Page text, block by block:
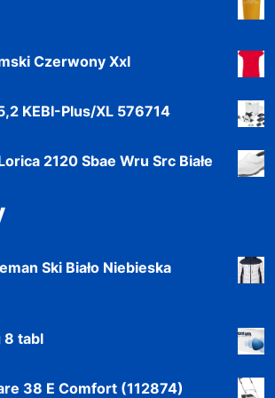
Czerwony Xxl
KEBI-Plus/XL 576714
2120 Sbae Wru Src Białe
Ski Biało Niebieska
8 tabl
38 E Comfort (112874)